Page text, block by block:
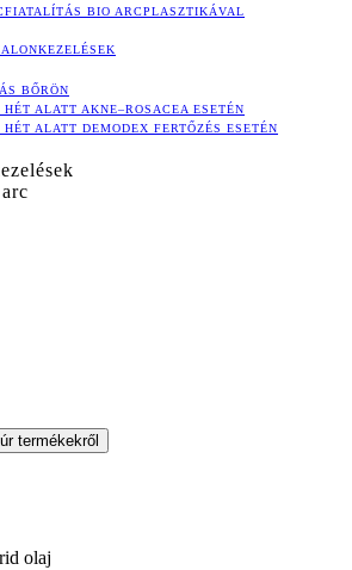
BIO ARCPLASZTIKÁVAL
BŐRÖN
ALATT AKNE–ROSACEA ESETÉN
ALATT DEMODEX FERTŐZÉS ESETÉN
termékekről
olaj